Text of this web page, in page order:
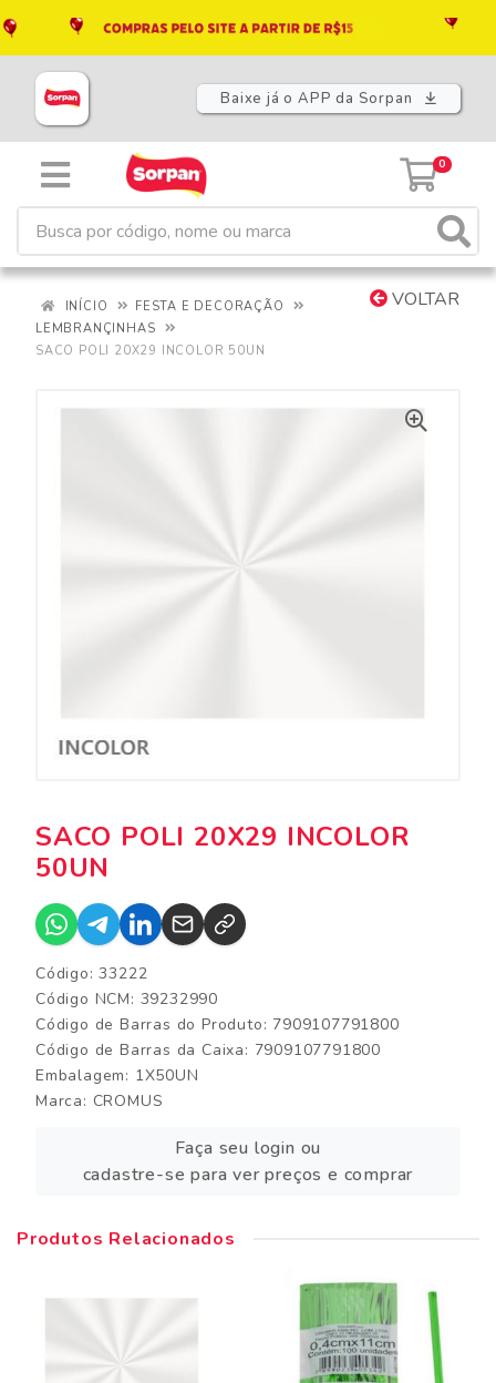
Baixe já o APP da Sorpan
0
VOLTAR
INÍCIO
FESTA E DECORAÇÃO
LEMBRANÇINHAS
SACO POLI 20X29 INCOLOR 50UN
SACO POLI 20X29 INCOLOR
50UN
Código: 33222
Código NCM: 39232990
Código de Barras do Produto: 7909107791800
Código de Barras da Caixa: 7909107791800
Embalagem: 1X50UN
Marca: CROMUS
Faça seu login ou
cadastre-se para ver preços e comprar
Produtos Relacionados